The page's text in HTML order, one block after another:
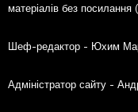
матеріалів без
Шеф-редактор - Юхим
Адміністратор сайту -